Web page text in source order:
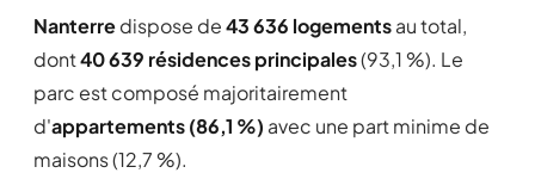
Nanterredispose de43 636 logementsau total,
dont40 639 résidences principales(93,1 %). Le
parc est composé majoritairement
d'appartements (86,1 %) avec une part minime de
maisons (12,7 %).